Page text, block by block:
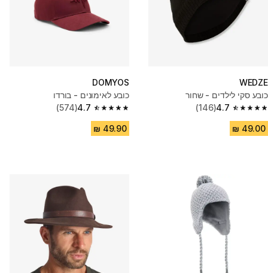
WEDZE
כובע סקי לילדים - שחור
4.7
4.7 out of 5 stars from 146 reviews
(146)
DOMYOS
כובע לאימונים - בורדו
4.7
4.7 out of 5 stars from 574 reviews
(574)